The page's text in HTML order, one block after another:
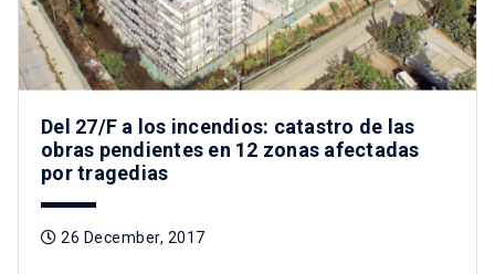
Del 27/F a los incendios: catastro de las
obras pendientes en 12 zonas afectadas
por tragedias
26 December, 2017